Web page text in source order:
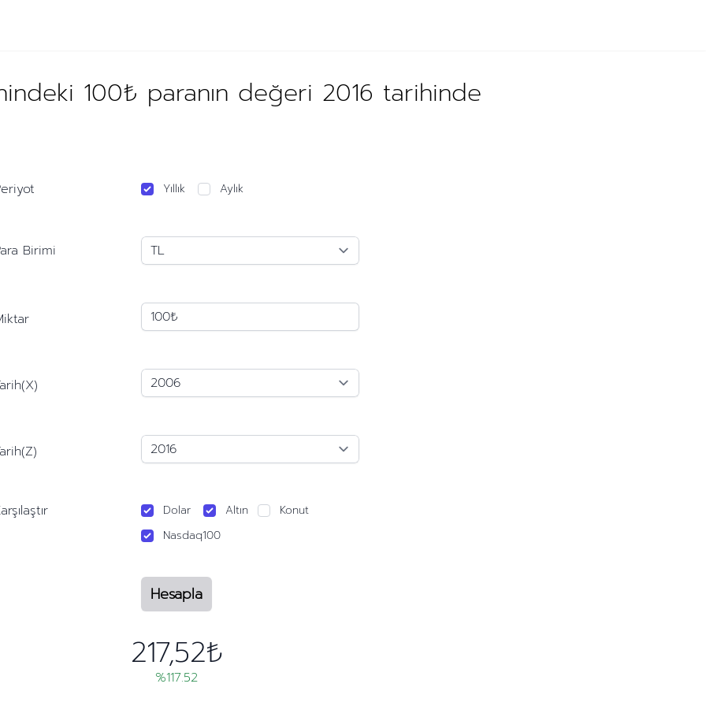
100₺ paranın değeri 2016 tarihinde
Yıllık Aylık
Birimi
Dolar Altın
Konut
Nasdaq100
Hesapla
217,52₺
%117.52